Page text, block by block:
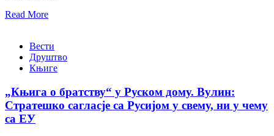
Read More
Вести
Друштво
Књиге
„Књига о братству“ у Руском дому. Вулин:
Стратешко сагласје са Русијом у свему, ни у чему
са ЕУ